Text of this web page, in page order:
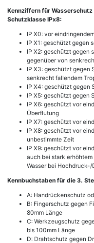
Kennziffern für
Schutzklasse IPx8:
IP X0: vor
IP X1: geschützt gegen
IP X2: geschützt gegen
gegenüber von
IP X3: geschützt gegen
senkrecht fallendem
IP X4: geschützt gegen
IP X5: geschützt gegen
IP X6: geschützt vor
Überflutung
IP X7: geschützt vor
IP X8: geschützt vor
unbestimmte Zeit
IP X9: geschützt vor
auch bei stark
Wasser bei
Kennbuchstaben für die 3.
A: Handrückenschutz
B: Fingerschutz gegen
80mm Länge
C: Werkzeugschutz
bis 100mm Länge
D: Drahtschutz gegen